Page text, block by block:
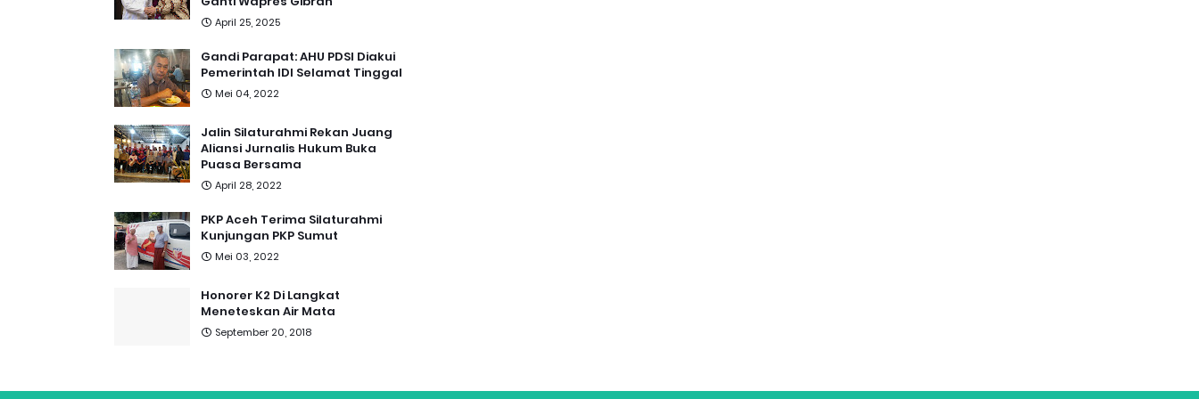
April 25, 2025
Gandi Parapat: AHU PDSI Diakui
Pemerintah IDI Selamat Tinggal
Mei 04, 2022
Jalin Silaturahmi Rekan Juang
Aliansi Jurnalis Hukum Buka
Puasa Bersama
April 28, 2022
PKP Aceh Terima Silaturahmi
Kunjungan PKP Sumut
Mei 03, 2022
Honorer K2 Di Langkat
Meneteskan Air Mata
September 20, 2018